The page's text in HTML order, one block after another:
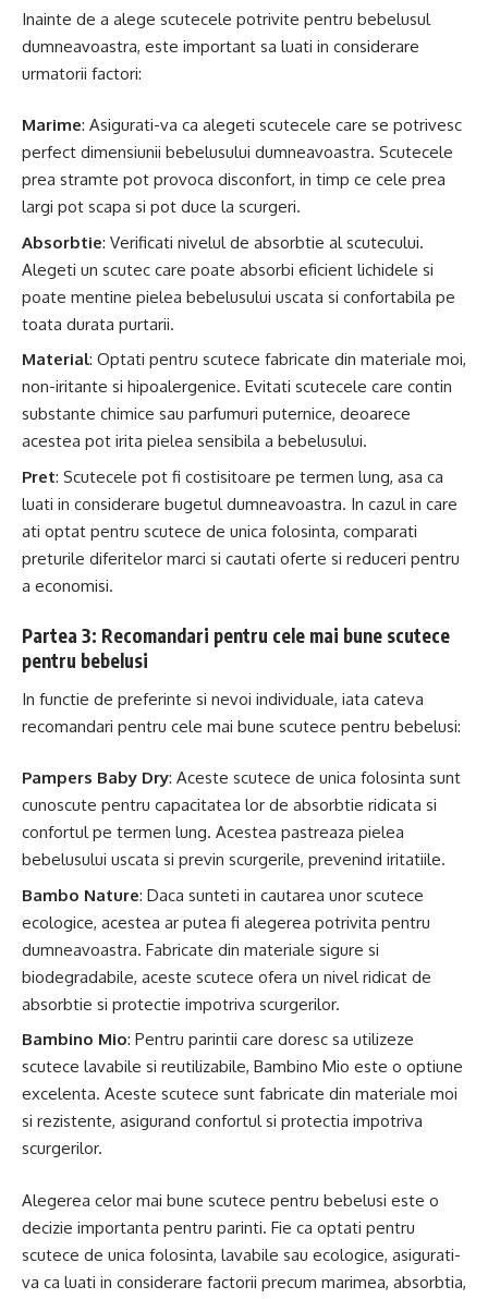
Inainte de a alege scutecele potrivite pentru bebelusul
dumneavoastra, este important sa luati in considerare
urmatorii factori:
Marime: Asigurati-va ca alegeti scutecele care se potrivesc
perfect dimensiunii bebelusului dumneavoastra. Scutecele
prea stramte pot provoca disconfort, in timp ce cele prea
largi pot scapa si pot duce la scurgeri.
Absorbtie: Verificati nivelul de absorbtie al scutecului.
Alegeti un scutec care poate absorbi eficient lichidele si
poate mentine pielea bebelusului uscata si confortabila pe
toata durata purtarii.
Material: Optati pentru scutece fabricate din materiale moi,
non-iritante si hipoalergenice. Evitati scutecele care contin
substante chimice sau parfumuri puternice, deoarece
acestea pot irita pielea sensibila a bebelusului.
Pret: Scutecele pot fi costisitoare pe termen lung, asa ca
luati in considerare bugetul dumneavoastra. In cazul in care
ati optat pentru scutece de unica folosinta, comparati
preturile diferitelor marci si cautati oferte si reduceri pentru
a economisi.
Partea 3: Recomandari pentru cele mai bune scutece
pentru bebelusi
In functie de preferinte si nevoi individuale, iata cateva
recomandari pentru cele mai bune scutece pentru bebelusi:
Pampers Baby Dry: Aceste scutece de unica folosinta sunt
cunoscute pentru capacitatea lor de absorbtie ridicata si
confortul pe termen lung. Acestea pastreaza pielea
bebelusului uscata si previn scurgerile, prevenind iritatiile.
Bambo Nature: Daca sunteti in cautarea unor scutece
ecologice, acestea ar putea fi alegerea potrivita pentru
dumneavoastra. Fabricate din materiale sigure si
biodegradabile, aceste scutece ofera un nivel ridicat de
absorbtie si protectie impotriva scurgerilor.
Bambino Mio: Pentru parintii care doresc sa utilizeze
scutece lavabile si reutilizabile, Bambino Mio este o optiune
excelenta. Aceste scutece sunt fabricate din materiale moi
si rezistente, asigurand confortul si protectia impotriva
scurgerilor.
Alegerea celor mai bune scutece pentru bebelusi este o
decizie importanta pentru parinti. Fie ca optati pentru
scutece de unica folosinta, lavabile sau ecologice, asigurati-
va ca luati in considerare factorii precum marimea, absorbtia,